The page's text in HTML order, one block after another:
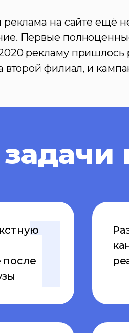
реклама на сайте
Первые
рекламу пришлось
второй филиал, и
после